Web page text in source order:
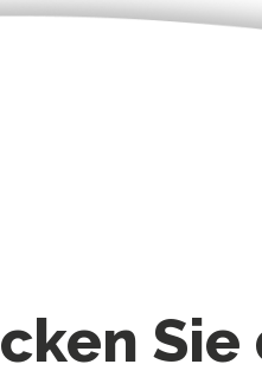
Sie